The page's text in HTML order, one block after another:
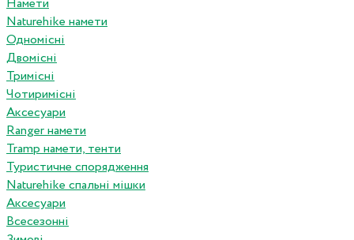
Намети
Naturehike намети
Одномісні
Двомісні
Тримісні
Чотиримісні
Аксесуари
Ranger намети
Tramp намети, тенти
Туристичне спорядження
Naturehike спальні мішки
Аксесуари
Всесезонні